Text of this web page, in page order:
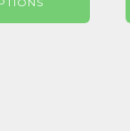
29,99 €